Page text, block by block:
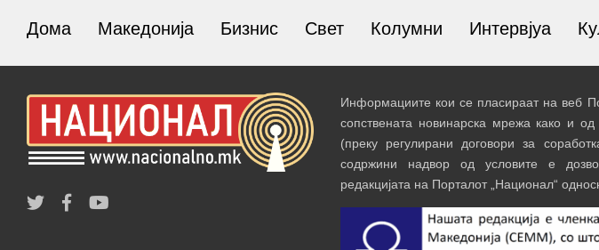
Дома Македонија Бизнис Свет Колумни Интервјуа
Информациите кои се пласираат на веб
сопствената новинарска мрежа како и
(преку регулирани договори за
содржини надвор од условите е
редакцијата на Порталот „Национал“